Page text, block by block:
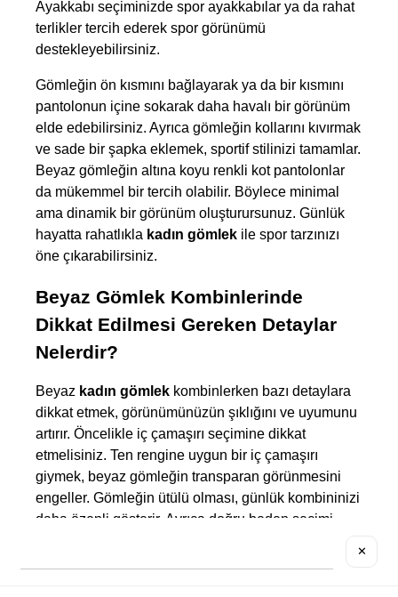
Ayakkabı seçiminizde spor ayakkabılar ya da rahat
terlikler tercih ederek spor görünümü
destekleyebilirsiniz.
Gömleğin ön kısmını bağlayarak ya da bir kısmını
pantolonun içine sokarak daha havalı bir görünüm
elde edebilirsiniz. Ayrıca gömleğin kollarını kıvırmak
ve sade bir şapka eklemek, sportif stilinizi tamamlar.
Beyaz gömleğin altına koyu renkli kot pantolonlar
da mükemmel bir tercih olabilir. Böylece minimal
ama dinamik bir görünüm oluşturursunuz. Günlük
hayatta rahatlıkla kadın gömlek ile spor tarzınızı
öne çıkarabilirsiniz.
Beyaz Gömlek Kombinlerinde
Dikkat Edilmesi Gereken Detaylar
Nelerdir?
Beyaz kadın gömlek kombinlerken bazı detaylara
dikkat etmek, görünümünüzün şıklığını ve uyumunu
artırır. Öncelikle iç çamaşırı seçimine dikkat
etmelisiniz. Ten rengine uygun bir iç çamaşırı
giymek, beyaz gömleğin transparan görünmesini
engeller. Gömleğin ütülü olması, günlük kombininizi
daha özenli gösterir. Ayrıca doğru beden seçimi
✕